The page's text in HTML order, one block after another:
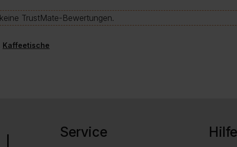
TrustMate-Bewertungen.
Kaffeetische
Service Hilfe